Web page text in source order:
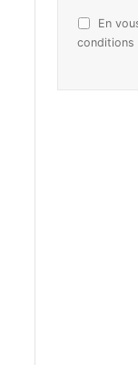
En
conditions